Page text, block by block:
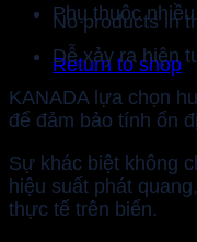
No products in
Return to shop
Phụ thuộc
Dễ xảy ra hiện
KANADA lựa chọn
để đảm bảo tính ổn
Sự khác biệt không
hiệu suất phát
thực tế trên biển.